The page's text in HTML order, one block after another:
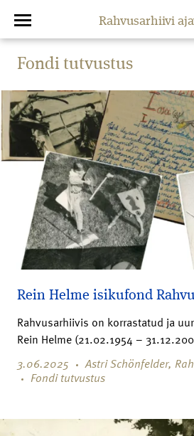
Rahvusarhiivi
Fondi tutvustus
Rein Helme isikufond
Rahvusarhiivis on korrastatud ja
Rein Helme (21.02.1954 –
3.06.2025
Astri Schönfelder,
Fondi tutvustus